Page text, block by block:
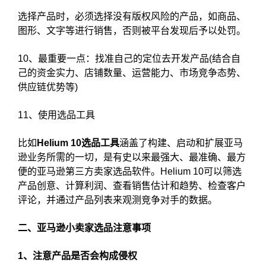
选择产品时，必须选择没有版权风险的产品，如商品、
图形、文字等进行销售，否则被平台发现后予以处罚。
10、最重要一点：找准自己的定位去开发产品(结合自
己的资金实力、店铺数量、运营能力、市场竞争态势、
供应链优势等)
11、使用选品工具
比如 Helium 10选品工具涵盖了构建、启动和扩展亚马
逊业务所需的一切，是有史以来最强大、最准确、最方
便的亚马逊第三方卖家选品软件。Helium 10可以筛选
产品创意、计算利润、查看销售估计和趋势、检查客户
评论，并通过产品列表来观测竞争对手的数据。
二、亚马逊小卖家选品注意事项
1、注意产品是否会构成侵权